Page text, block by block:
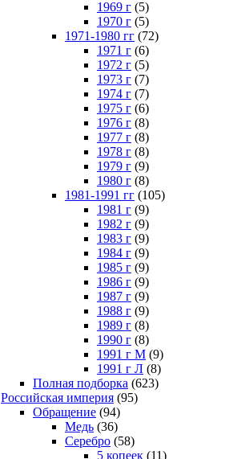
1969 г (5)
1970 г (5)
1971-1980 гг (72)
1971 г (6)
1972 г (5)
1973 г (7)
1974 г (7)
1975 г (6)
1976 г (8)
1977 г (8)
1978 г (8)
1979 г (9)
1980 г (8)
1981-1991 гг (105)
1981 г (9)
1982 г (9)
1983 г (9)
1984 г (9)
1985 г (9)
1986 г (9)
1987 г (9)
1988 г (9)
1989 г (8)
1990 г (8)
1991 г М (9)
1991 г Л (8)
Полная подборка (623)
Российская империя (95)
Обращение (94)
Медь (36)
Серебро (58)
5 копеек (11)